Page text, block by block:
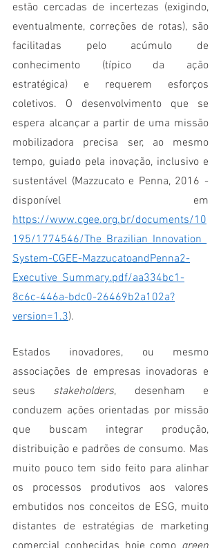
estão cercadas de incertezas (exigindo,
eventualmente, correções de rotas), são
facilitadas pelo acúmulo de
conhecimento (típico da ação
estratégica) e requerem esforços
coletivos. O desenvolvimento que se
espera alcançar a partir de uma missão
mobilizadora precisa ser, ao mesmo
tempo, guiado pela inovação, inclusivo e
sustentável (Mazzucato e Penna, 2016 -
https://www.cgee.org.br/documents/10
195/1774546/The_Brazilian_Innovation_
System-CGEE-MazzucatoandPenna2-
Executive_Summary.pdf/aa334bc1-
8c6c-446a-bdc0-26469b2a102a?
version=1.3).
Estados inovadores, ou mesmo
associações de empresas inovadoras e
seus stakeholders, desenham e
conduzem ações orientadas por missão
que buscam integrar produção,
distribuição e padrões de consumo. Mas
muito pouco tem sido feito para alinhar
os processos produtivos aos valores
embutidos nos conceitos de ESG, muito
distantes de estratégias de marketing